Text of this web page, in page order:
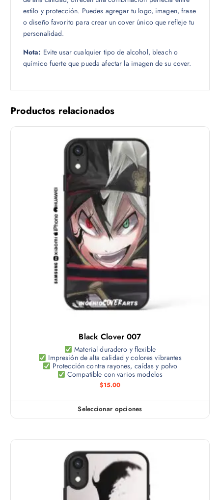
estilo y protección. Puedes agregar tu logo, imagen, frase
o diseño favorito para crear un cover único que refleje tu
personalidad.
Nota: Evite usar cualquier tipo de alcohol, bleach o
químico fuerte que pueda afectar la imagen de su cover.
Productos relacionados
Black Clover 007
Material duradero y flexible
Impresión de alta calidad y colores vibrantes
Protección contra rayones, caídas y polvo
Compatible con varios modelos
$15.00
Seleccionar opciones
E
p
o
d